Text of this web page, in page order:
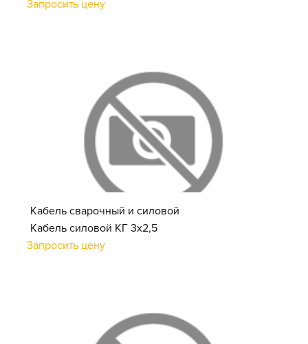
Запросить цену
Кабель сварочный и силовой
Кабель силовой КГ 3х2,5
Запросить цену